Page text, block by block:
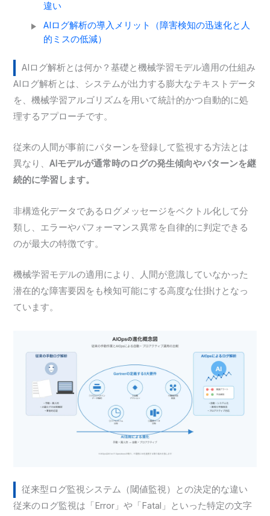
違い
AIログ解析の導入メリット（障害検知の迅速化と人
的ミスの低減）
AIログ解析とは何か？基礎と機械学習モデル適用の仕組み
AIログ解析とは、システムが出力する膨大なテキストデータ
を、機械学習アルゴリズムを用いて統計的かつ自動的に処
理するアプローチです。
従来の人間が事前にパターンを登録して監視する方法とは
異なり、AIモデルが通常時のログの発生傾向やパターンを継
続的に学習します。
非構造化データであるログメッセージをベクトル化して分
類し、エラーやパフォーマンス異常を自律的に判定できる
のが最大の特徴です。
機械学習モデルの適用により、人間が意識していなかった
潜在的な障害要因をも検知可能にする高度な仕掛けとなっ
ています。
従来型ログ監視システム（閾値監視）との決定的な違い
従来のログ監視は「Error」や「Fatal」といった特定の文字